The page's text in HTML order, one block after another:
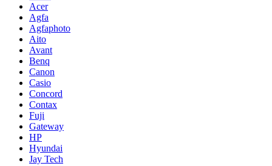
Acer
Agfa
Agfaphoto
Aito
Avant
Benq
Canon
Casio
Concord
Contax
Fuji
Gateway
HP
Hyundai
Jay Tech